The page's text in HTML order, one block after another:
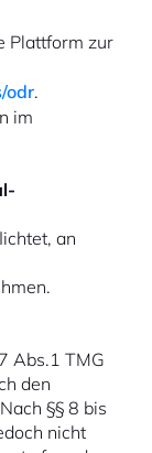
Plattform zur
odr.
im
an
Abs.1 TMG
den
§§ 8 bis
nicht